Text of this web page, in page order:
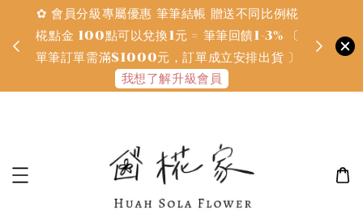
✿ 會員分級專屬優惠 筆筆結帳 贈送不同比例椛
椛點金 100點可以兌換1元 = 筆筆回饋1-3% 〔
單筆訂單需滿$1000元，訂單成立安排出貨 〕
我想了解升級會員